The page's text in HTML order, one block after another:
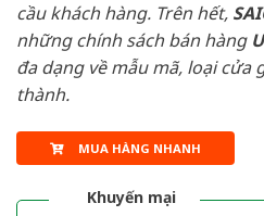
cầu khách hàng. Trên hết,
những chính sách bán hàng
đa dạng về mẫu mã, loại cửa
thành.
MUA HÀNG NHANH
Khuyến mại